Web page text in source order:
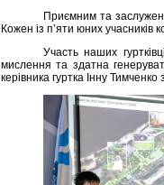
Приємним та
Кожен із п’яти юних
Участь наших
мислення та здатна
керівника гуртка Інну